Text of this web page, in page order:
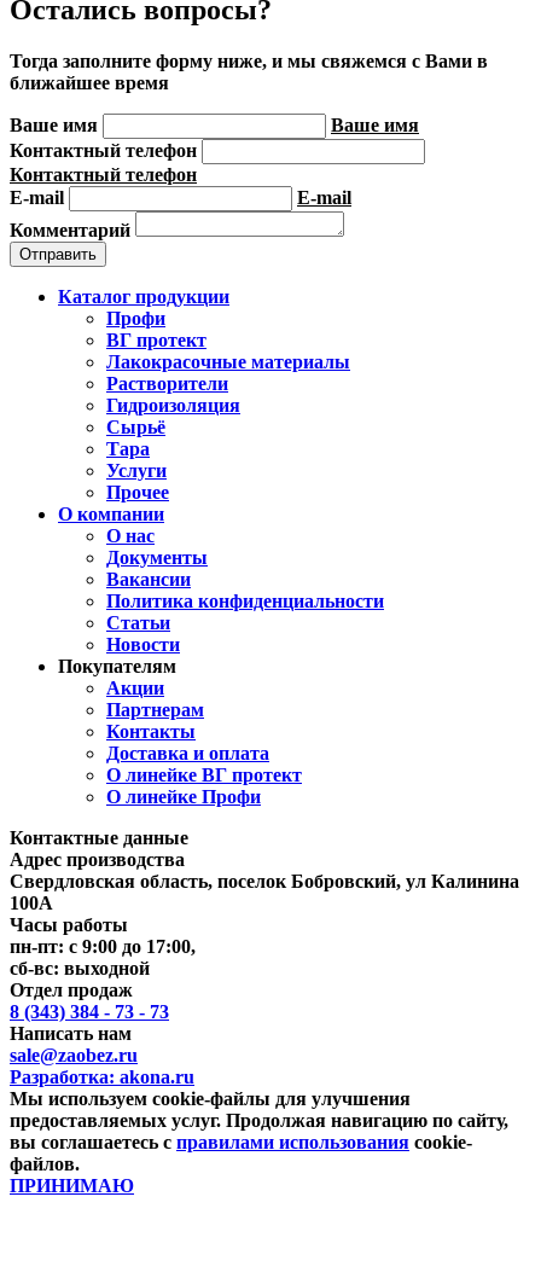
Остались вопросы?
Тогда заполните форму ниже, и мы свяжемся с Вами в
ближайшее время
Ваше имя
Ваше имя
Контактный телефон
Контактный телефон
E-mail
E-mail
Комментарий
Каталог продукции
Профи
ВГ протект
Лакокрасочные материалы
Растворители
Гидроизоляция
Сырьё
Тара
Услуги
Прочее
О компании
О нас
Документы
Вакансии
Политика конфиденциальности
Статьи
Новости
Покупателям
Акции
Партнерам
Контакты
Доставка и оплата
О линейке ВГ протект
О линейке Профи
Контактные данные
Адрес производства
Свердловская область, поселок Бобровский, ул Калинина
100А
Часы работы
пн-пт: с 9:00 до 17:00,
сб-вс: выходной
Отдел продаж
8 (343) 384 - 73 - 73
Написать нам
sale@zaobez.ru
Разработка: akona.ru
Мы используем cookie-файлы для улучшения
предоставляемых услуг. Продолжая навигацию по сайту,
вы соглашаетесь с правилами использования cookie-
файлов.
ПРИНИМАЮ